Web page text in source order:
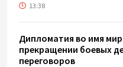
13:38
Дипломатия во имя
прекращении боевых
переговоров